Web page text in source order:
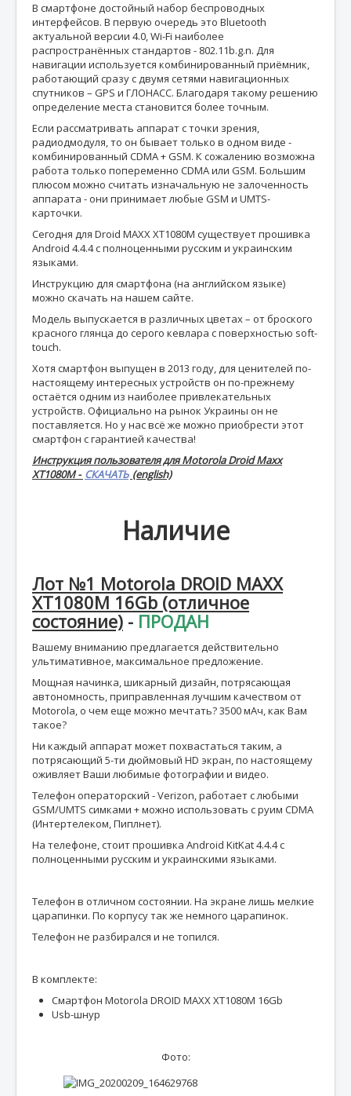
В смартфоне достойный набор беспроводных
интерфейсов. В первую очередь это Bluetooth
актуальной версии 4.0, Wi-Fi наиболее
распространённых стандартов - 802.11b.g.n. Для
навигации используется комбинированный приёмник,
работающий сразу с двумя сетями навигационных
спутников – GPS и ГЛОНАСС. Благодаря такому решению
определение места становится более точным.
Если рассматривать аппарат с точки зрения,
радиодмодуля, то он бывает только в одном виде -
комбинированный CDMA + GSM. К сожалению возможна
работа только попеременно CDMA или GSM. Большим
плюсом можно считать изначальную не залоченность
аппарата - они принимает любые GSM и UMTS-
карточки.
Сегодня для Droid MAXX XT1080M существует прошивка
Android 4.4.4 с полноценными русским и украинским
языками.
Инструкцию для смартфона (на английском языке)
можно скачать на нашем сайте.
Модель выпускается в различных цветах – от броского
красного глянца до серого кевлара с поверхностью soft-
touch.
Хотя смартфон выпущен в 2013 году, для ценителей по-
настоящему интересных устройств он по-прежнему
остаётся одним из наиболее привлекательных
устройств. Официально на рынок Украины он не
поставляется. Но у нас всё же можно приобрести этот
смартфон с гарантией качества!
Инструкция пользователя для Motorola Droid Maxx
XT1080M - СКАЧАТЬ (english)
Наличие
Лот №1 Motorola DROID MAXX
XT1080M 16Gb (отличное
состояние) - ПРОДАН
Вашему вниманию предлагается действительно
ультимативное, максимальное предложение.
Мощная начинка, шикарный дизайн, потрясающая
автономность, приправленная лучшим качеством от
Motorola, о чем еще можно мечтать? 3500 мАч, как Вам
такое?
Ни каждый аппарат может похвастаться таким, а
потрясающий 5-ти дюймовый HD экран, по настоящему
оживляет Ваши любимые фотографии и видео.
Телефон операторский - Verizon, работает с любыми
GSM/UMTS симками + можно использовать с руим CDMA
(Интертелеком, Пиплнет).
На телефоне, стоит прошивка Android KitKat 4.4.4 с
полноценными русским и украинскими языками.
Телефон в отличном состоянии. На экране лишь мелкие
царапинки. По корпусу так же немного царапинок.
Телефон не разбирался и не топился.
В комплекте:
Смартфон Motorola DROID MAXX XT1080M 16Gb
Usb-шнур
Фото: